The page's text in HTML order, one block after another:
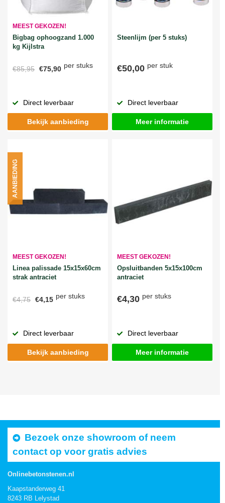
MEEST GEKOZEN!
Bigbag ophoogzand 1.000
kg Kijlstra
€85,95 €75,90 per stuks
Direct leverbaar
Bekijk aanbieding
Steenlijm (per 5 stuks)
€50,00 per stuk
Direct leverbaar
Meer informatie
MEEST GEKOZEN!
Linea palissade 15x15x60cm
strak antraciet
€4,75 €4,15 per stuks
AANBIEDING
Direct leverbaar
Bekijk aanbieding
MEEST GEKOZEN!
Opsluitbanden 5x15x100cm
antraciet
€4,30 per stuks
Direct leverbaar
Meer informatie
Bezoek onze showroom of neem
contact op voor gratis advies
Onlinebetonstenen.nl
Kaapstanderweg 41
8243 RB Lelystad